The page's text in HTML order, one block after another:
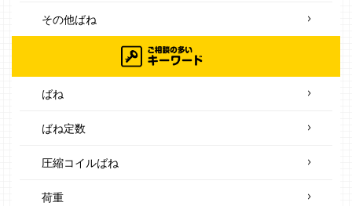
その他ばね
ばね
ばね定数
圧縮コイルばね
荷重